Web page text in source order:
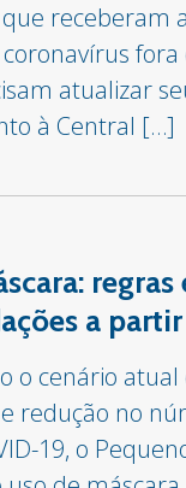
receberam
fora
atualizar
à Central […]
regras
a
o cenário atual
redução no
19, o